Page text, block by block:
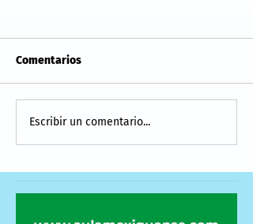
Comentarios
Escribir un comentario...